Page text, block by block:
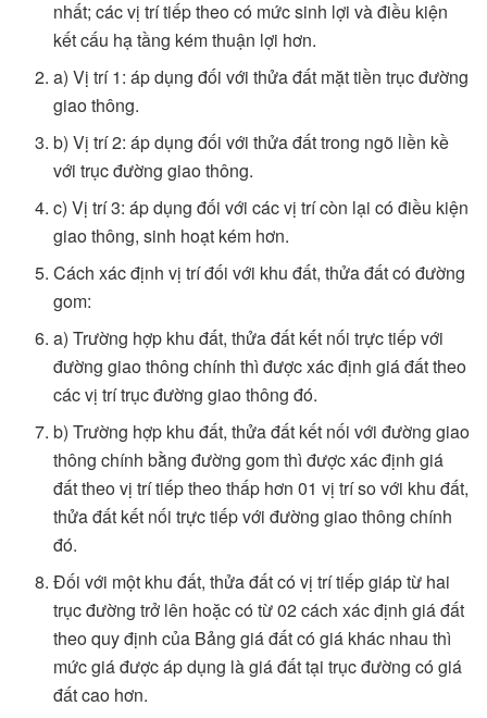
nhất; các vị trí tiếp theo có mức sinh lợi và điều kiện
kết cấu hạ tầng kém thuận lợi hơn.
a) Vị trí 1: áp dụng đối với thửa đất mặt tiền trục đường
giao thông.
b) Vị trí 2: áp dụng đối với thửa đất trong ngõ liền kề
với trục đường giao thông.
c) Vị trí 3: áp dụng đối với các vị trí còn lại có điều kiện
giao thông, sinh hoạt kém hơn.
Cách xác định vị trí đối với khu đất, thửa đất có đường
gom:
a) Trường hợp khu đất, thửa đất kết nối trực tiếp với
đường giao thông chính thì được xác định giá đất theo
các vị trí trục đường giao thông đó.
b) Trường hợp khu đất, thửa đất kết nối với đường giao
thông chính bằng đường gom thì được xác định giá
đất theo vị trí tiếp theo thấp hơn 01 vị trí so với khu đất,
thửa đất kết nối trực tiếp với đường giao thông chính
đó.
Đối với một khu đất, thửa đất có vị trí tiếp giáp từ hai
trục đường trở lên hoặc có từ 02 cách xác định giá đất
theo quy định của Bảng giá đất có giá khác nhau thì
mức giá được áp dụng là giá đất tại trục đường có giá
đất cao hơn.